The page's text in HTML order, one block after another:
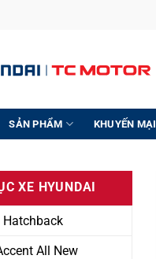
SẢN PHẨM KHUYẾN MẠI
XE HYUNDAI
Hatchback
All New